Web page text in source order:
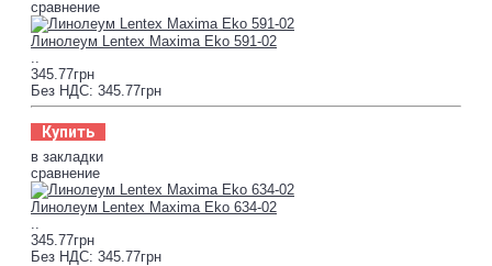
сравнение
Линолеум Lentex Maxima Eko 591-02
345.77грн
Без НДС: 345.77грн
Купить
в закладки
сравнение
Линолеум Lentex Maxima Eko 634-02
345.77грн
Без НДС: 345.77грн